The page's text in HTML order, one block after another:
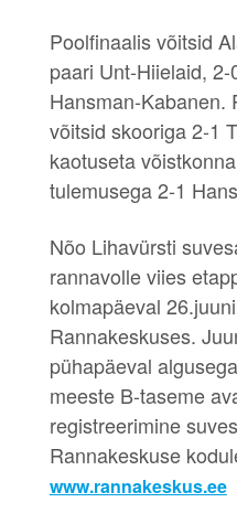
Poolfinaalis võitsid
paari Unt-Hiielaid,
Hansman-Kabanen.
võitsid skooriga 2-1
kaotuseta
tulemusega 2-1
Nõo Lihavürsti
rannavolle viies
kolmapäeval
Rannakeskuses.
pühapäeval
meeste B-taseme
registreerimine
Rannakeskuse
www.rannakeskus.ee